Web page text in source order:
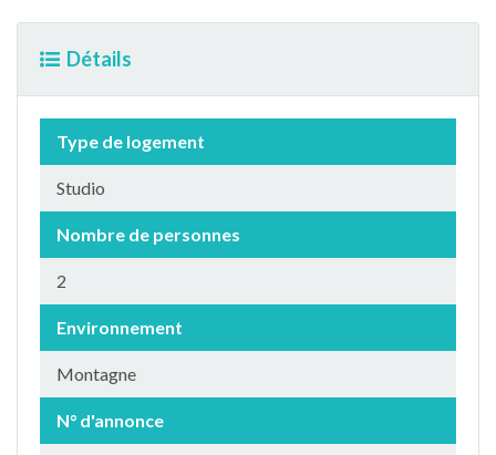
Détails
Type de logement
Studio
Nombre de personnes
2
Environnement
Montagne
N° d'annonce